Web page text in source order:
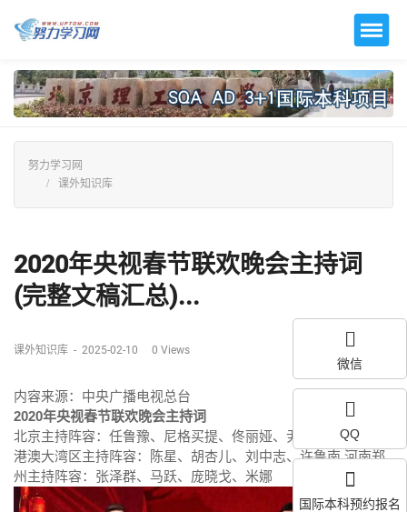
努力学习网
课外知识库
2020年央视春节联欢晚会主持词
(完整文稿汇总)...
课外知识库 - 2025-02-10 0 Views
内容来源：中央广播电视总台
2020年央视春节联欢晚会主持词
北京主持阵容：任鲁豫、尼格买提、佟丽娅、尹颂、张舒越 粤
港澳大湾区主持阵容：陈星、胡杏儿、刘中志、许鲁南 河南郑
州主持阵容：张泽群、马跃、庞晓戈、米娜
微信
QQ
国际本科预约报名